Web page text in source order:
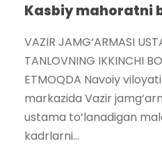
Kasbiy mahoratni
VAZIR JAMG‘ARMASI
TANLOVNING IKKINCHI
ETMOQDA Navoiy
markazida Vazir
ustama to‘lanadigan
kadrlarni...